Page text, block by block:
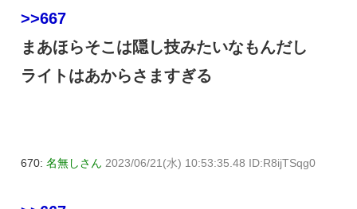
>>667
まあほらそこは隠し技みたいなもんだし
ライトはあからさますぎる
670: 名無しさん 2023/06/21(水) 10:53:35.48 ID:R8ijTSqg0